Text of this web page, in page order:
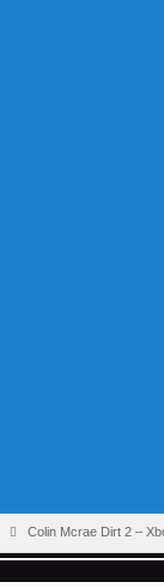
Colin Mcrae Dirt 2 –